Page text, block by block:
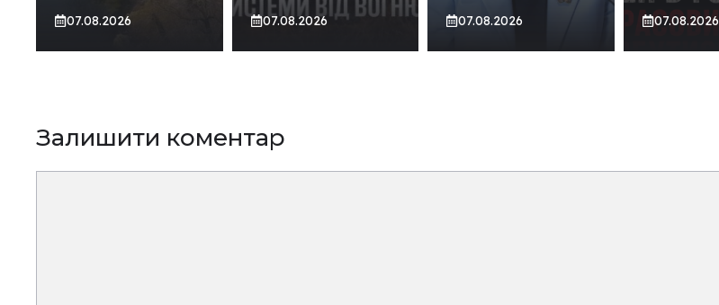
07.08.2026 07.08.2026 07.08.2026 07.08.2026
Залишити коментар